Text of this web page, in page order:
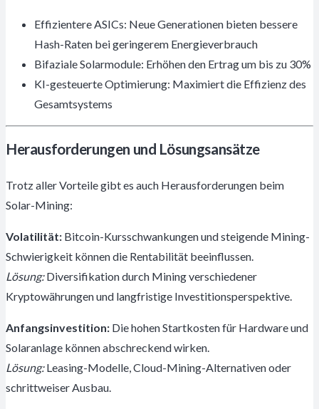
Effizientere ASICs: Neue Generationen bieten bessere
Hash-Raten bei geringerem Energieverbrauch
Bifaziale Solarmodule: Erhöhen den Ertrag um bis zu 30%
KI-gesteuerte Optimierung: Maximiert die Effizienz des
Gesamtsystems
Herausforderungen und Lösungsansätze
Trotz aller Vorteile gibt es auch Herausforderungen beim
Solar-Mining:
Volatilität: Bitcoin-Kursschwankungen und steigende Mining-
Schwierigkeit können die Rentabilität beeinflussen.
Lösung:Diversifikation durch Mining verschiedener
Kryptowährungen und langfristige Investitionsperspektive.
Anfangsinvestition: Die hohen Startkosten für Hardware und
Solaranlage können abschreckend wirken.
Lösung:Leasing-Modelle, Cloud-Mining-Alternativen oder
schrittweiser Ausbau.